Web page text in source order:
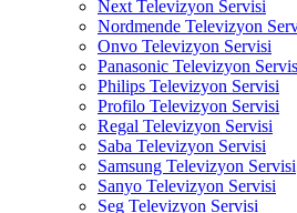
Next Televizyon Servisi
Nordmende Televizyon
Onvo Televizyon Servisi
Panasonic Televizyon
Philips Televizyon Servisi
Profilo Televizyon Servisi
Regal Televizyon Servisi
Saba Televizyon Servisi
Samsung Televizyon Servisi
Sanyo Televizyon Servisi
Seg Televizyon Servisi